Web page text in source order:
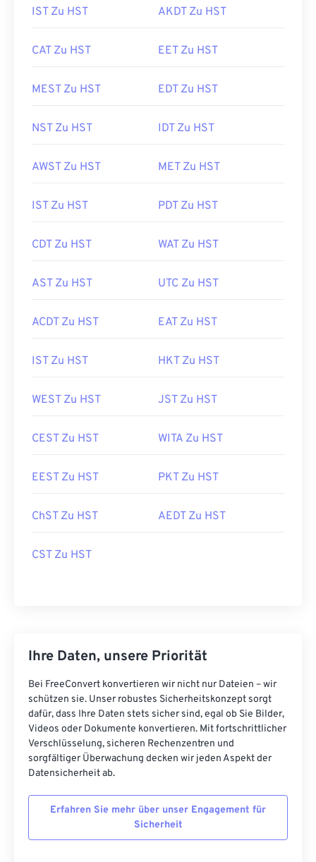
IST Zu HST AKDT Zu HST
CAT Zu HST EET Zu HST
MEST Zu HST EDT Zu HST
NST Zu HST IDT Zu HST
AWST Zu HST MET Zu HST
IST Zu HST PDT Zu HST
CDT Zu HST WAT Zu HST
AST Zu HST UTC Zu HST
ACDT Zu HST EAT Zu HST
IST Zu HST HKT Zu HST
WEST Zu HST JST Zu HST
CEST Zu HST WITA Zu HST
EEST Zu HST PKT Zu HST
ChST Zu HST AEDT Zu HST
CST Zu HST
Ihre Daten, unsere Priorität
Bei FreeConvert konvertieren wir nicht nur Dateien – wir
schützen sie. Unser robustes Sicherheitskonzept sorgt
dafür, dass Ihre Daten stets sicher sind, egal ob Sie Bilder,
Videos oder Dokumente konvertieren. Mit fortschrittlicher
Verschlüsselung, sicheren Rechenzentren und
sorgfältiger Überwachung decken wir jeden Aspekt der
Datensicherheit ab.
Erfahren Sie mehr über unser Engagement für
Sicherheit